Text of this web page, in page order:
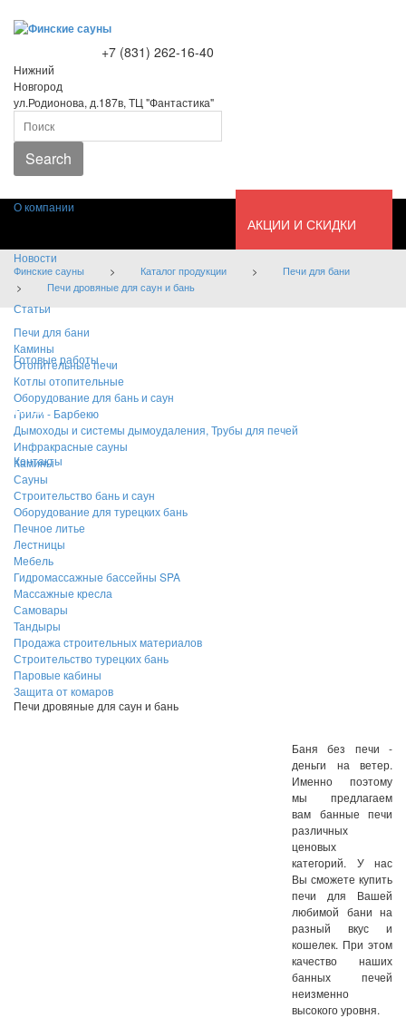
+7 (831) 262-16-40
Нижний
Новгород
ул.Родионова, д.187в, ТЦ "Фантастика"
Search
О компании
Новости
Статьи
Готовые работы
Каталог
Контакты
АКЦИИ И СКИДКИ
Финские сауны > Каталог продукции >
Печи для бани
>
Печи дровяные для саун и бань
Печи для бани
Камины
Отопительные печи
Котлы отопительные
Оборудование для бань и саун
Грили - Барбекю
Дымоходы и системы дымоудаления, Трубы для печей
Инфракрасные сауны
Камины
Сауны
Строительство бань и саун
Оборудование для турецких бань
Печное литье
Лестницы
Мебель
Гидромассажные бассейны SPA
Массажные кресла
Самовары
Тандыры
Продажа строительных материалов
Строительство турецких бань
Паровые кабины
Защита от комаров
Печи дровяные для саун и бань
Баня без печи -
деньги на ветер.
Именно поэтому
мы предлагаем
вам банные печи
различных
ценовых
категорий. У нас
Вы сможете купить
печи для Вашей
любимой бани на
разный вкус и
кошелек. При этом
качество наших
банных печей
неизменно
высокого уровня.